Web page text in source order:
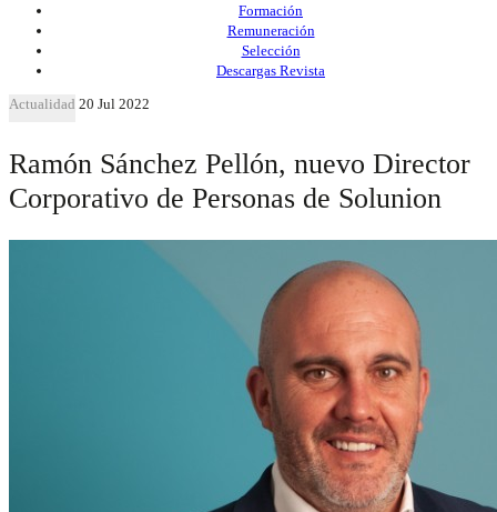
Formación
Remuneración
Selección
Descargas Revista
Actualidad 20 Jul 2022
Ramón Sánchez Pellón, nuevo Director
Corporativo de Personas de Solunion